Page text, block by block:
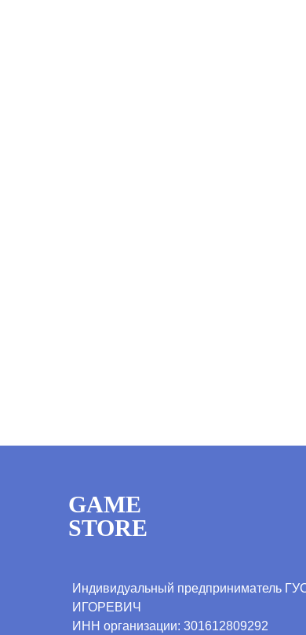
GAME
STORE
Индивидуальный предприниматель
ИГОРЕВИЧ
ИНН организации: 301612809292